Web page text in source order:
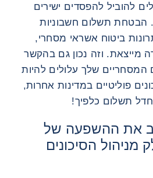
להוביל להפסדים ישירים
הבטחת תשלום חשבוניות
ביטוח אשראי מסחרי,
מייצאת. וזה נכון גם בהקשר
המסחריים שלך עלולים להיות
פוליטיים במדינות אחרות,
תשלום כלפיך!
את ההשפעה של
מניהול הסיכונים